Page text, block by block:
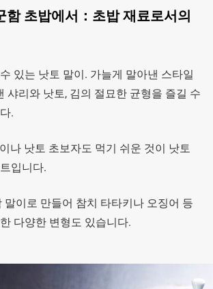
함 초밥에서：초밥 재료로서의
있는 낫토 말이. 가늘게 말아낸 스타일
샤리와 낫토, 김의 절묘한 균형을 즐길 수
.
나 낫토 초보자도 먹기 쉬운 것이 낫토
입니다.
말이로 만들어 참치 타타키나 오징어 등
다양한 변형도 있습니다.